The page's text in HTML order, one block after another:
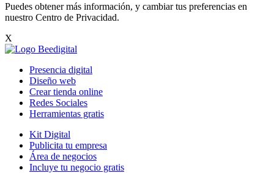
Puedes obtener más información, y cambiar tus preferencias en
nuestro Centro de Privacidad.
X
Presencia digital
Diseño web
Crear tienda online
Redes Sociales
Herramientas gratis
Kit Digital
Publicita tu empresa
Área de negocios
Incluye tu negocio gratis